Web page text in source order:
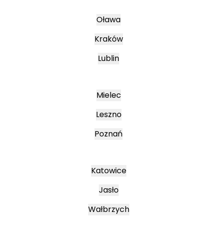
Oława
Kraków
Lublin
Mielec
Leszno
Poznań
Katowice
Jasło
Wałbrzych